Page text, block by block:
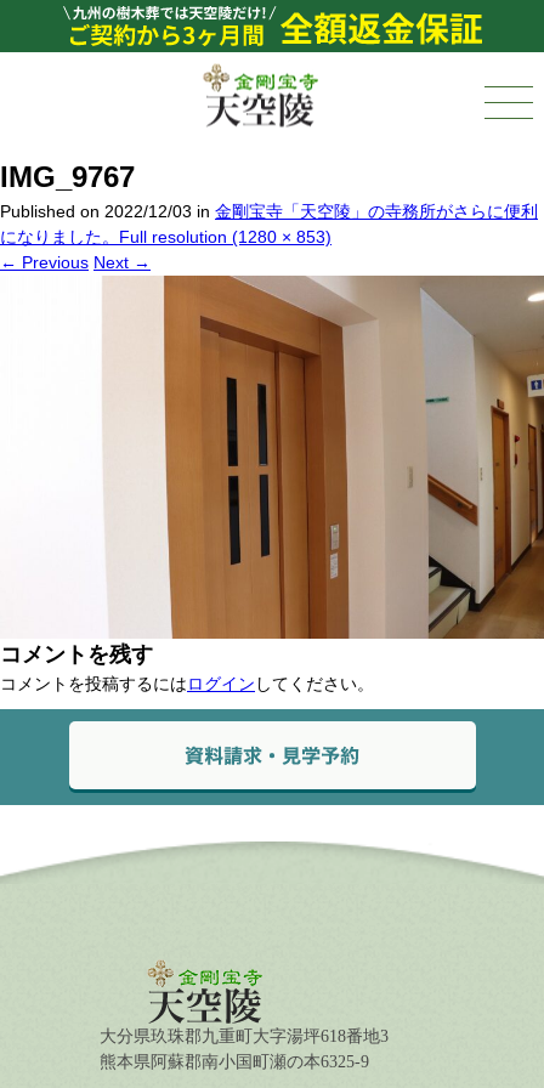
IMG_9767
Published on 2022/12/03 in 金剛宝寺「天空陵」の寺務所がさらに便利
になりました。 Full resolution (1280 × 853)
← Previous Next →
コメントを残す
コメントを投稿するにはログイン してください。
大分県玖珠郡九重町大字湯坪618番地3
熊本県阿蘇郡南小国町瀬の本6325-9